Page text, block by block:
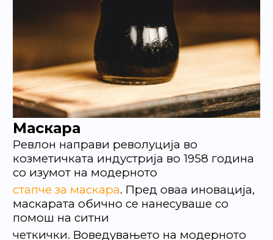
Маскара
Ревлон направи револуција во
козметичката индустрија во 1958 година
со изумот на модерното
стапче за маскара. Пред оваа иновација,
маскарата обично се нанесуваше со
помош на ситни
четкички. Воведувањето на модерното